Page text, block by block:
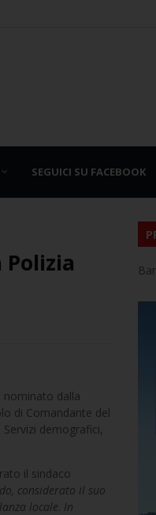
SEGUICI SU FACEBOOK
nominato dalla
di Comandante del
demografici,
il sindaco
considerato il suo
locale. In